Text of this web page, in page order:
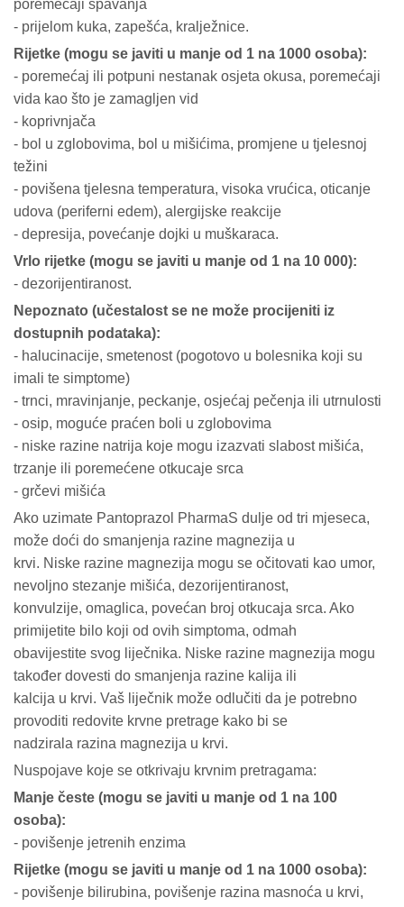
poremećaji spavanja
- prijelom kuka, zapešća, kralježnice.
Rijetke (mogu se javiti u manje od 1 na 1000 osoba):
- poremećaj ili potpuni nestanak osjeta okusa, poremećaji
vida kao što je zamagljen vid
- koprivnjača
- bol u zglobovima, bol u mišićima, promjene u tjelesnoj
težini
- povišena tjelesna temperatura, visoka vrućica, oticanje
udova (periferni edem), alergijske reakcije
- depresija, povećanje dojki u muškaraca.
Vrlo rijetke (mogu se javiti u manje od 1 na 10 000):
- dezorijentiranost.
Nepoznato (učestalost se ne može procijeniti iz
dostupnih podataka):
- halucinacije, smetenost (pogotovo u bolesnika koji su
imali te simptome)
- trnci, mravinjanje, peckanje, osjećaj pečenja ili utrnulosti
- osip, moguće praćen boli u zglobovima
- niske razine natrija koje mogu izazvati slabost mišića,
trzanje ili poremećene otkucaje srca
- grčevi mišića
Ako uzimate Pantoprazol PharmaS dulje od tri mjeseca,
može doći do smanjenja razine magnezija u
krvi. Niske razine magnezija mogu se očitovati kao umor,
nevoljno stezanje mišića, dezorijentiranost,
konvulzije, omaglica, povećan broj otkucaja srca. Ako
primijetite bilo koji od ovih simptoma, odmah
obavijestite svog liječnika. Niske razine magnezija mogu
također dovesti do smanjenja razine kalija ili
kalcija u krvi. Vaš liječnik može odlučiti da je potrebno
provoditi redovite krvne pretrage kako bi se
nadzirala razina magnezija u krvi.
Nuspojave koje se otkrivaju krvnim pretragama:
Manje česte (mogu se javiti u manje od 1 na 100
osoba):
- povišenje jetrenih enzima
Rijetke (mogu se javiti u manje od 1 na 1000 osoba):
- povišenje bilirubina, povišenje razina masnoća u krvi,